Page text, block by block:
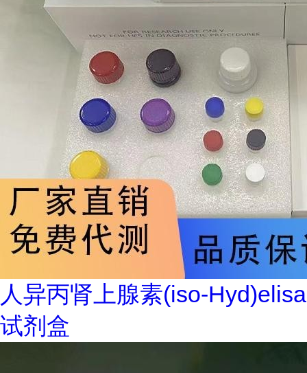
人异丙肾上腺素(iso-Hyd)elisa
试剂盒